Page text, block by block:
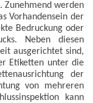
Zunehmend werden
Vorhandensein der
Bedruckung oder
Neben diesen
ausgerichtet sind,
Etiketten unter die
der
von mehreren
kann